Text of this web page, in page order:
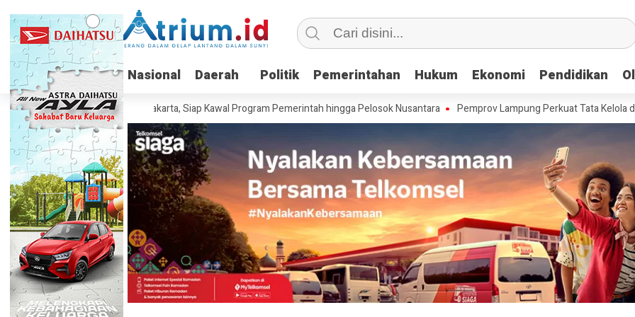
Nasional Daerah Politik Pemerintahan Hukum Ekonomi Pendidikan
Nasional Daerah Politik Pemerintahan Hukum Ekonomi Pendidikan
Resmi Berdiri di Jakarta, Siap Kawal Program Pemerintah hingga Pelosok Nusantara Pemprov Lampung Perkuat Tata Kelola dan